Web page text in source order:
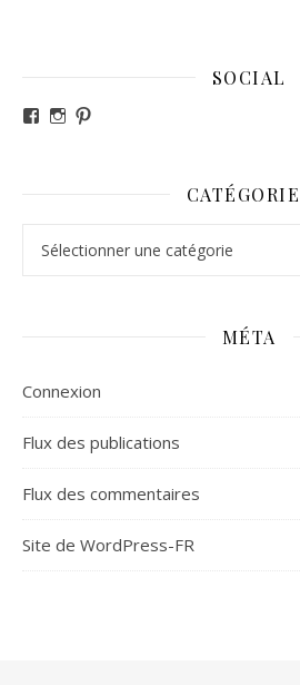
SOCIAL
Voir le profil de
Voir le profil de
MÉTA
Connexion
Flux des publications
Flux des commentaires
Site de WordPress-FR